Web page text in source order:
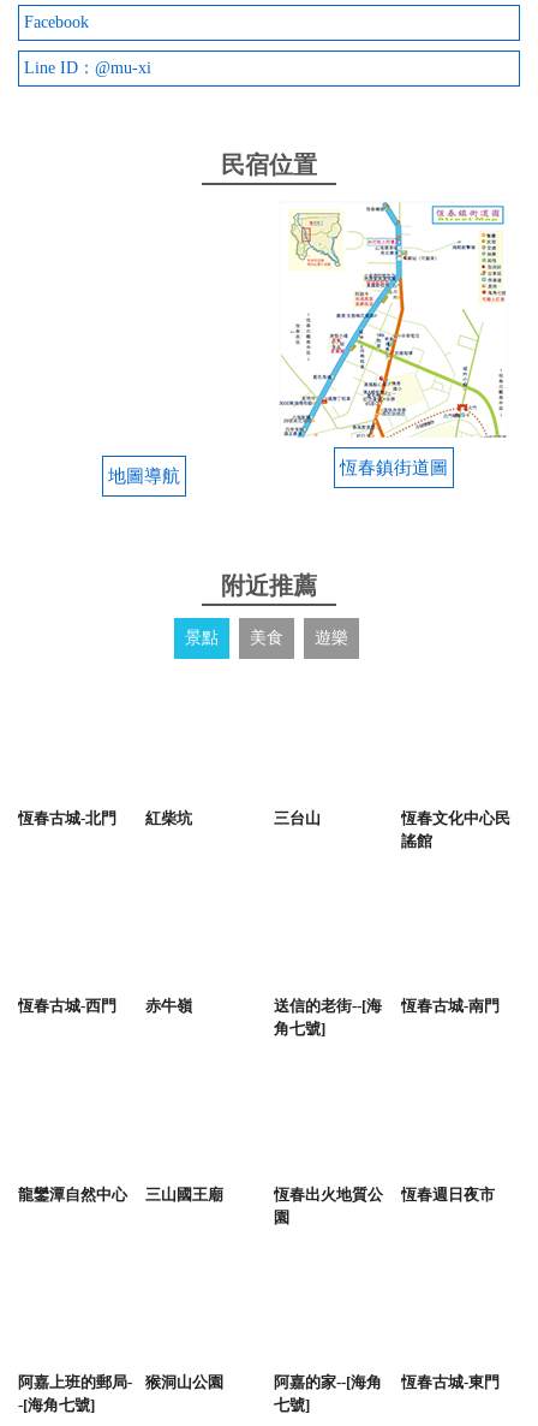
Facebook
Line ID：@mu-xi
民宿位置
地圖導航 恆春鎮街道圖
附近推薦
景點 美食 遊樂
恆春古城-北門 紅柴坑 三台山
恆春文化中心民
謠館
恆春古城-西門 赤牛嶺
送信的老街--[海
角七號]
恆春古城-南門
龍鑾潭自然中心 三山國王廟
恆春出火地質公
園
恆春週日夜市
阿嘉上班的郵局-
-[海角七號]
猴洞山公園
阿嘉的家--[海角
七號]
恆春古城-東門